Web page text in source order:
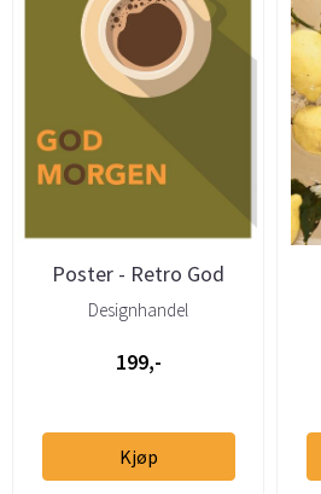
Poster - Retro God
Morgen
Designhandel
199,-
Kjøp